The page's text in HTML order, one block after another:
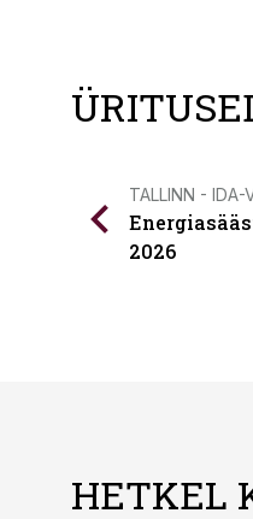
TALLINN - IDA-
2026
HETKEL